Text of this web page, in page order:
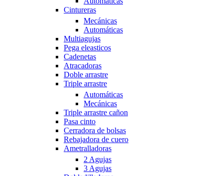
Cintureras
Mecánicas
Automáticas
Multiagujas
Pega eleasticos
Cadenetas
Atracadoras
Doble arrastre
Triple arrastre
Automáticas
Mecánicas
Triple arrastre cañon
Pasa cinto
Cerradora de bolsas
Rebajadora de cuero
Ametralladoras
2 Agujas
3 Agujas